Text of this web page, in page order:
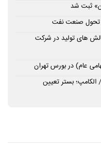
ثبت شد
تحول صنعت نفت
های تولید در شرکت
عام) در بورس تهران
بستر تعیین